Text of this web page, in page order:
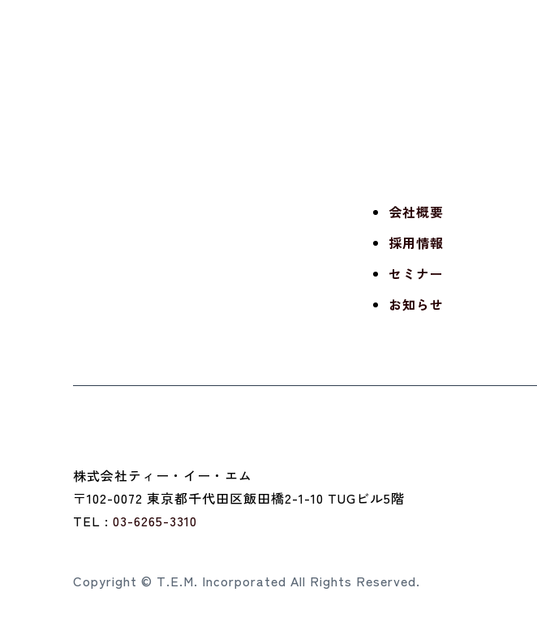
会社概要
採用情報
セミナー
お知らせ
株式会社ティー・イー・エム
〒102-0072 東京都千代田区飯田橋2-1-10 TUGビル5階
TEL : 03-6265-3310
Copyright © T.E.M. Incorporated All Rights Reserved.